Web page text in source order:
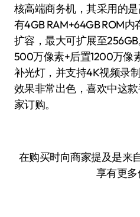
核高端商务机，其采用的
有4GB RAM+64GB ROM
扩容，最大可扩展至
500万像素+后置1200万像
补光灯，并支持4K视频录
效果非常出色，喜欢中这
家订购。
在购买时向商家提及是来
享有更多